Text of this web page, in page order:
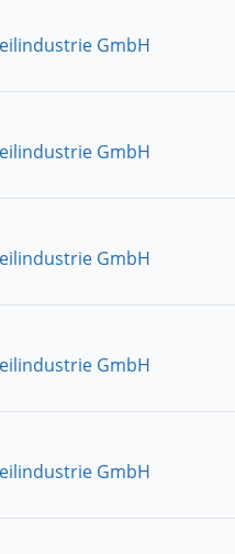
GmbH
GmbH
GmbH
GmbH
GmbH